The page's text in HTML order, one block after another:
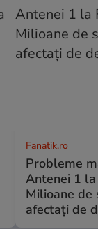
Fanatik.ro
Probleme
Antenei 1 la
Milioane de
afectați de